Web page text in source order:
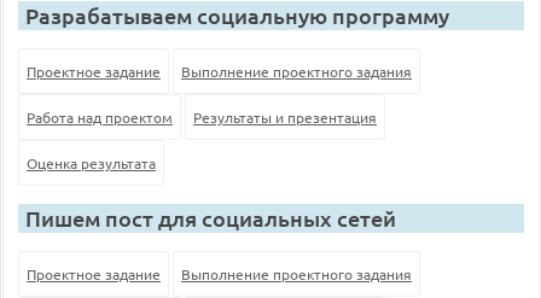
Разрабатываем социальную программу
Проектное задание Выполнение проектного задания
Работа над проектом Результаты и презентация
Оценка результата
Пишем пост для социальных сетей
Проектное задание Выполнение проектного задания